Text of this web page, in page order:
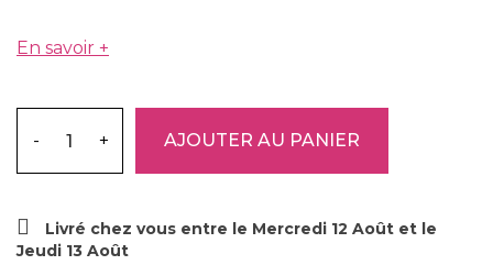
En savoir +
- + AJOUTER AU PANIER
Livré chez vous entre le Mercredi 12 Août et le
Jeudi 13 Août